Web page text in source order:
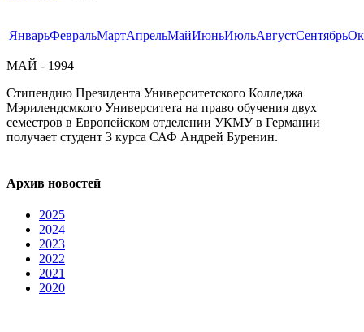
ЯнварьФевральМартАпрельМайИюньИюльАвгустСентябрь
МАЙ - 1994
Стипендию Президента Университетского Колледжа
Мэрилендсмкого Университета на право обучения двух
семестров в Европейском отделении УКМУ в Германии
получает студент 3 курса САФ Андрей Буренин.
Архив новостей
2025
2024
2023
2022
2021
2020